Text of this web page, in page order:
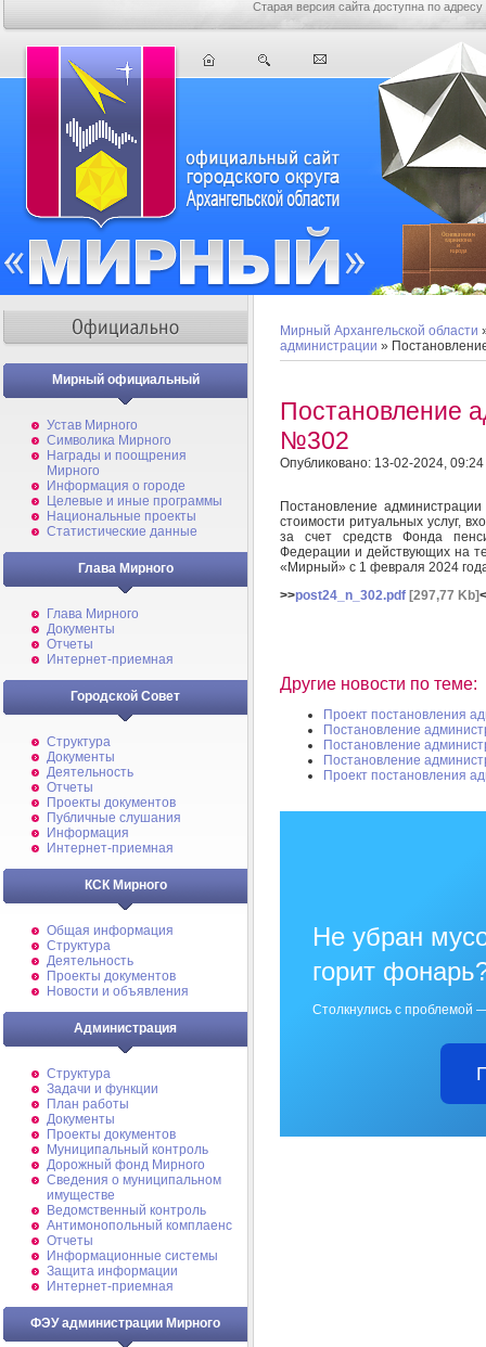
Старая версия сайта доступна по адресу
Мирный официальный
Устав Мирного
Символика Мирного
Награды и поощрения
Мирного
Информация о городе
Целевые и иные программы
Национальные проекты
Статистические данные
Глава Мирного
Глава Мирного
Документы
Отчеты
Интернет-приемная
Городской Совет
Структура
Документы
Деятельность
Отчеты
Проекты документов
Публичные слушания
Информация
Интернет-приемная
КСК Мирного
Общая информация
Структура
Деятельность
Проекты документов
Новости и объявления
Администрация
Структура
Задачи и функции
План работы
Документы
Проекты документов
Муниципальный контроль
Дорожный фонд Мирного
Cведения о муниципальном
имуществе
Ведомственный контроль
Антимонопольный комплаенс
Отчеты
Информационные системы
Защита информации
Интернет-приемная
ФЭУ администрации Мирного
Мирный Архангельской области
администрации »
Постановление
№302
Опубликовано: 13-02-2024, 09:24
Постановление
стоимости ритуальных услуг,
за счет средств Фонда
Федерации и действующих на
«Мирный» с 1 февраля 2024
>>post24_n_302.pdf [297,77 Kb]
Другие новости по теме:
Проект постановления
Постановление
Постановление
Постановление
Проект постановления
Не убран
горит
Столкнулись с проблемой